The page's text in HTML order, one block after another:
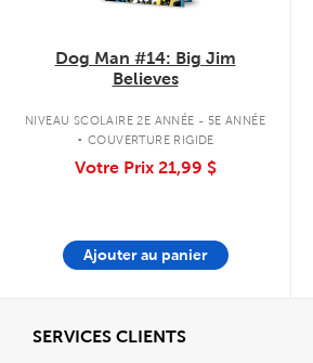
Dog Man #14: Big Jim
Believes
NIVEAU SCOLAIRE 2E ANNÉE - 5E ANNÉE
. COUVERTURE RIGIDE
Votre Prix 21,99 $
Ajouter au panier
SERVICES CLIENTSAfficher